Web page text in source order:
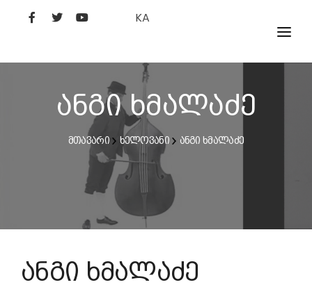
KA
ᲤᲘᲚᲛᲔᲑᲘ
ᲮᲔᲚᲝᲕᲐᲜᲘ
ᲙᲘᲜᲝᲡᲢᲣᲓᲘᲐ
ᲙᲘᲜᲝᲐᲙᲐᲓᲔᲛᲘᲐ
ანგი ხმალაძე
მთავარი ხელოვანი ანგი ხმალაძე
ანგი ხმალაძე